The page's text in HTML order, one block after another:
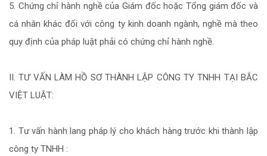
5. Chứng chỉ hành nghề của Giám đốc hoặc Tổng giám đốc và
cá nhân khác đối với công ty kinh doanh ngành, nghề mà theo
quy định của pháp luật phải có chứng chỉ hành nghề.
II. TƯ VẤN LÀM HỒ SƠ THÀNH LẬP CÔNG TY TNHH TẠI BẮC
VIỆT LUẬT:
1. Tư vấn hành lang pháp lý cho khách hàng trước khi thành lập
công ty TNHH :